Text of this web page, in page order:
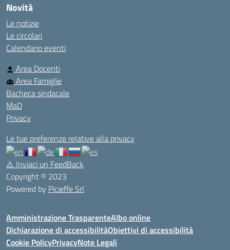
Novità
Le notizie
Le circolari
Calendario eventi
Area Docenti
Area Famiglie
Bacheca sindacale
MaD
Privacy
Le tue preferenze relative alla privacy
⚠️ Inviaci un FeedBack
Copyright © 2023
Powered by Picieffe Srl
Amministrazione TrasparenteAlbo online
Dichiarazione di accessibilitàObiettivi di accessibilità
Cookie PolicyPrivacyNote Legali